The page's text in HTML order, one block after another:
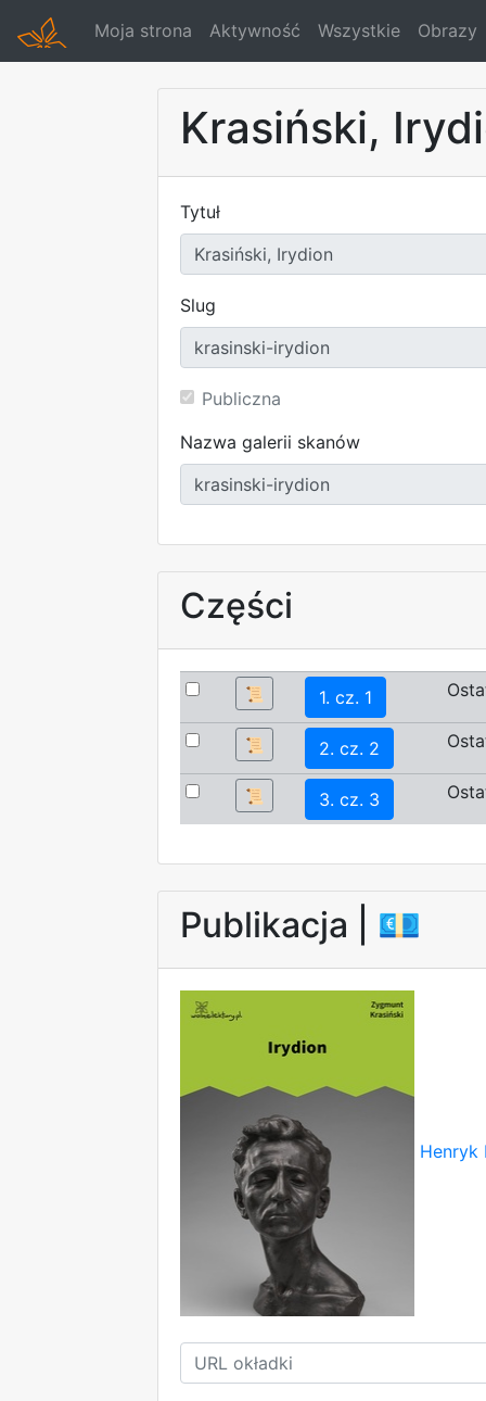
Moja strona Aktywność Wszystkie Obrazy
Krasiński,
Tytuł
Slug
Publiczna
Nazwa galerii skanów
Części
📜 1. cz. 1
📜 2. cz. 2
📜 3. cz. 3
Publikacja | 💶
Henryk